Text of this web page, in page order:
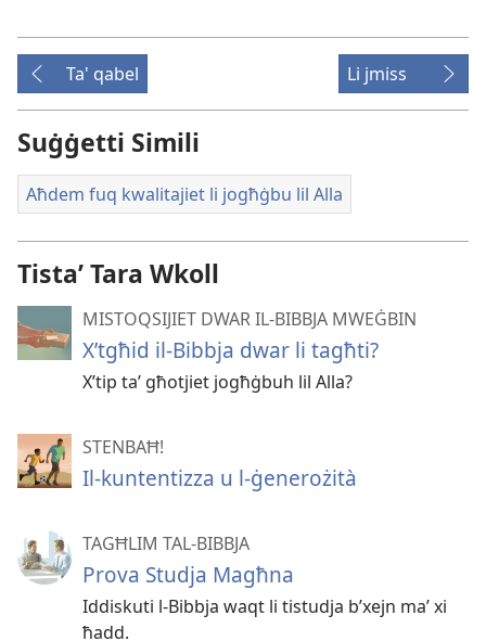
Ta' qabel Li jmiss
Suġġetti Simili
Aħdem fuq kwalitajiet li jogħġbu lil Alla
Tistaʼ Tara Wkoll
MISTOQSIJIET DWAR IL-BIBBJA MWEĠBIN
X’tgħid il-Bibbja dwar li tagħti?
X’tip taʼ għotjiet jogħġbuh lil Alla?
STENBAĦ!
Il-kuntentizza u l-ġenerożità
TAGĦLIM TAL-BIBBJA
Prova Studja Magħna
Iddiskuti l-Bibbja waqt li tistudja b’xejn maʼ xi
ħadd.